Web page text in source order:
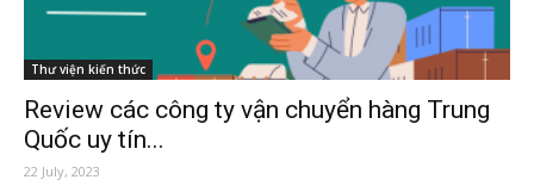
Thư viện kiến thức
Review các công ty vận chuyển hàng Trung
Quốc uy tín...
22 July, 2023